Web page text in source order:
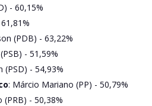
- 60,15%
(PDB) - 63,22%
- 51,59%
(PSD) - 54,93%
: Márcio Mariano (PP) - 50,79%
- 50,38%